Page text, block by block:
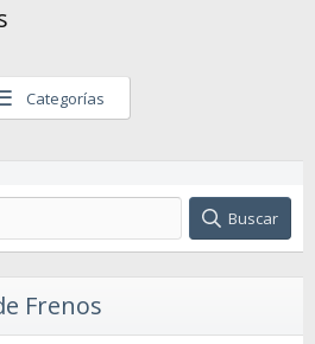
Categorías
Buscar
Frenos